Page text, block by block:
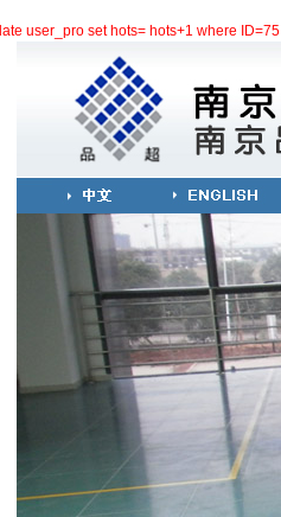
user_pro set hots= hots+1 where ID=75